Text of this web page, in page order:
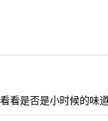
看是否是小时候的味